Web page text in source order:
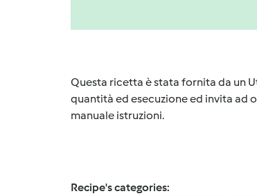
Questa ricetta è stata fornita da un
quantità ed esecuzione ed invita ad
manuale istruzioni.
Recipe's categories: